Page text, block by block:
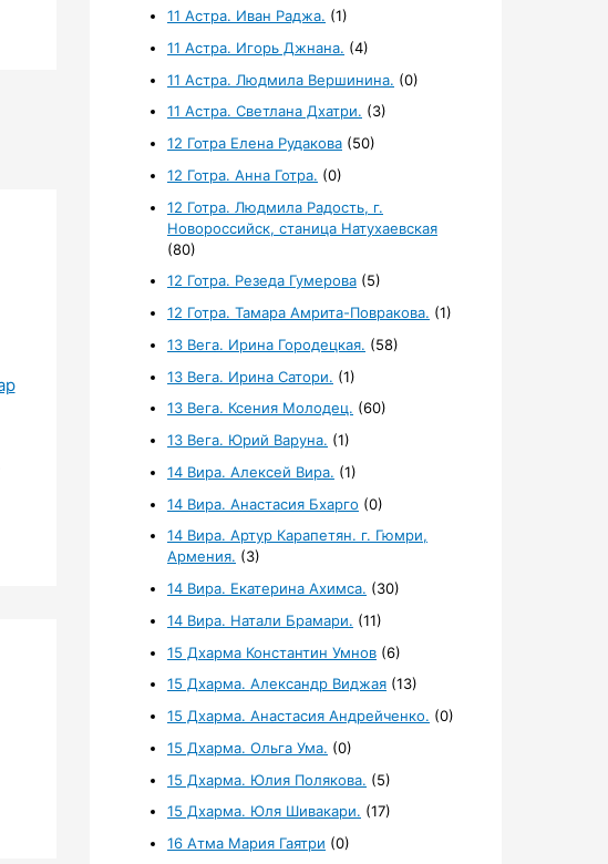
11 Астра. Иван Раджа. (1)
11 Астра. Игорь Джнана. (4)
11 Астра. Людмила Вершинина. (0)
11 Астра. Светлана Дхатри. (3)
12 Готра Елена Рудакова (50)
12 Готра. Анна Готра. (0)
12 Готра. Людмила Радость, г.
Новороссийск, станица Натухаевская
(80)
12 Готра. Резеда Гумерова (5)
12 Готра. Тамара Амрита-Повракова. (1)
13 Вега. Ирина Городецкая. (58)
13 Вега. Ирина Сатори. (1)
13 Вега. Ксения Молодец. (60)
13 Вега. Юрий Варуна. (1)
14 Вира. Алексей Вира. (1)
14 Вира. Анастасия Бхарго (0)
14 Вира. Артур Карапетян. г. Гюмри,
Армения. (3)
14 Вира. Екатерина Ахимса. (30)
14 Вира. Натали Брамари. (11)
15 Дхарма Константин Умнов (6)
15 Дхарма. Александр Виджая (13)
15 Дхарма. Анастасия Андрейченко. (0)
15 Дхарма. Ольга Ума. (0)
15 Дхарма. Юлия Полякова. (5)
15 Дхарма. Юля Шивакари. (17)
16 Атма Мария Гаятри (0)